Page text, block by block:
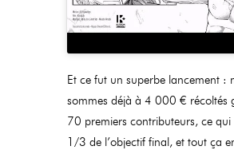
Et ce fut un superbe lancement :
sommes déjà à 4 000 € récoltés
70 premiers contributeurs, ce qui
1/3 de l’objectif final, et tout ça